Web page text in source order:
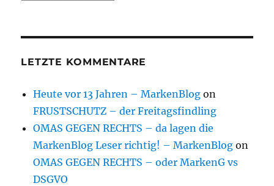
LETZTE KOMMENTARE
Heute vor 13 Jahren – MarkenBlog on
FRUSTSCHUTZ – der Freitagsfindling
OMAS GEGEN RECHTS – da lagen die
MarkenBlog Leser richtig! – MarkenBlog on
OMAS GEGEN RECHTS – oder MarkenG vs
DSGVO